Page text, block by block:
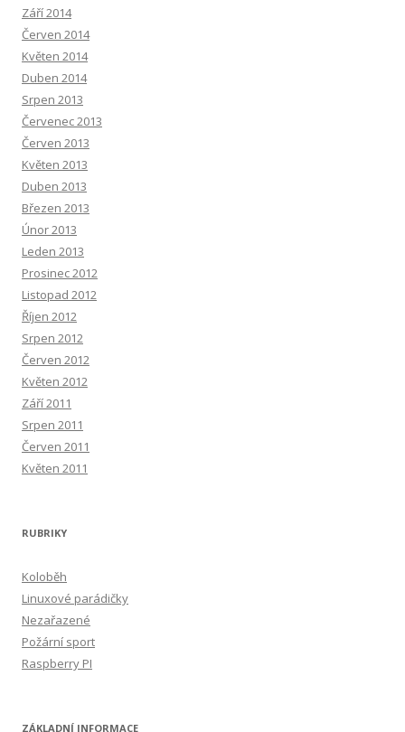
Září 2014
Červen 2014
Květen 2014
Duben 2014
Srpen 2013
Červenec 2013
Červen 2013
Květen 2013
Duben 2013
Březen 2013
Únor 2013
Leden 2013
Prosinec 2012
Listopad 2012
Říjen 2012
Srpen 2012
Červen 2012
Květen 2012
Září 2011
Srpen 2011
Červen 2011
Květen 2011
RUBRIKY
Koloběh
Linuxové parádičky
Nezařazené
Požární sport
Raspberry PI
ZÁKLADNÍ INFORMACE